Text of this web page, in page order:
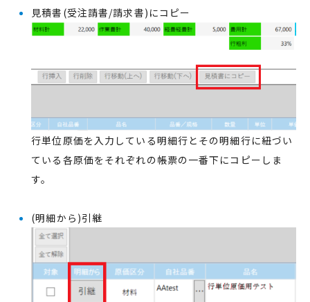
見積書(受注請書/請求書)にコピー
行単位原価を入力している明細行とその明細行に紐づい
ている各原価をそれぞれの帳票の一番下にコピーしま
す。
(明細から)引継